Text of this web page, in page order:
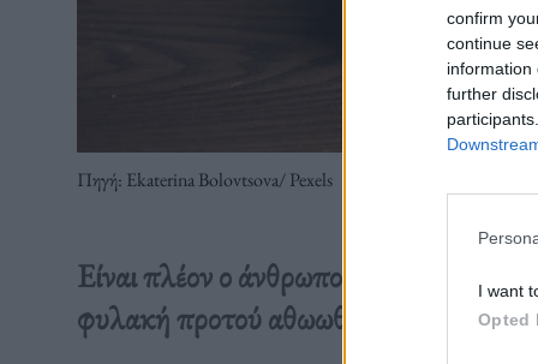
confirm
continue
information
further
I want
Opted
Πηγή: Ekaterina Bolovtsova/ Pexels
Eίναι πλέον ο άνθρωπος που πέρασε το
φυλακή προτού αθωωθεί στην